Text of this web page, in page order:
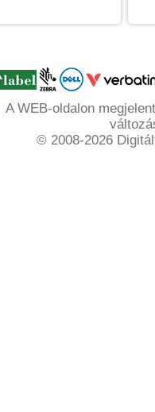
A WEB-oldalon
© 2008-2026